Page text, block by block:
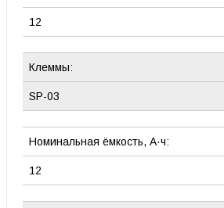
12
Клеммы:
SP-03
Номинальная ёмкость, А·ч:
12